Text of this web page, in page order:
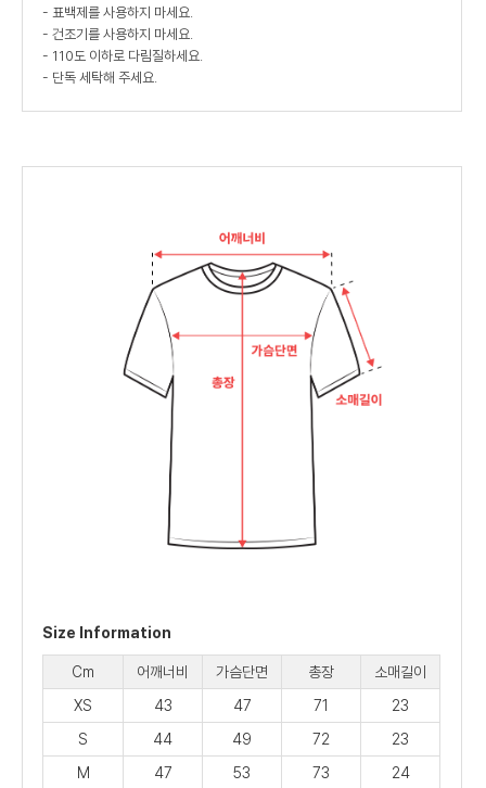
- 표백제를 사용하지 마세요.
- 건조기를 사용하지 마세요.
- 110도 이하로 다림질하세요.
- 단독 세탁해 주세요.
Size Information
Cm 어깨너비 가슴단면 총장
소매길이
XS
43 47 71
23
S
44 49 72
23
M
47 53 73 24